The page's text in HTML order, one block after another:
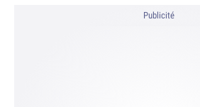
Publicité